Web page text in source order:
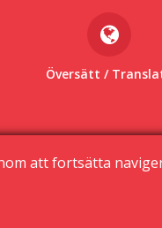
Översätt /
att fortsätta